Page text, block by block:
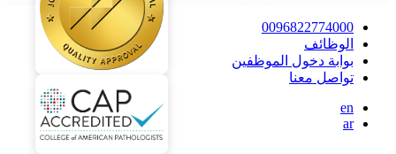
0096822774000
الوظائف
بوابة دخول الموظفين
تواصل معنا
en
ar